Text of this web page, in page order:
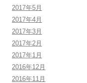
2017年5月
2017年4月
2017年3月
2017年2月
2017年1月
2016年12月
2016年11月